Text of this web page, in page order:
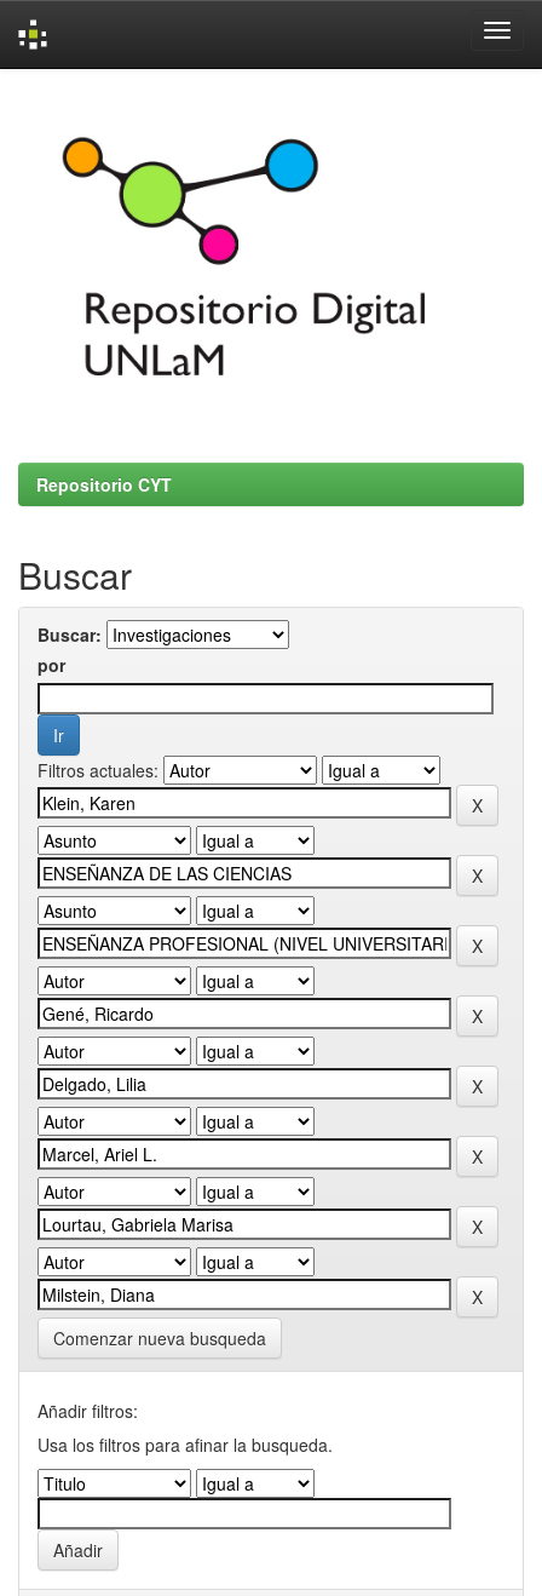
Repositorio CYT
Buscar
Buscar:
por
Filtros actuales:
Comenzar nueva busqueda
Añadir filtros:
Usa los filtros para afinar la busqueda.